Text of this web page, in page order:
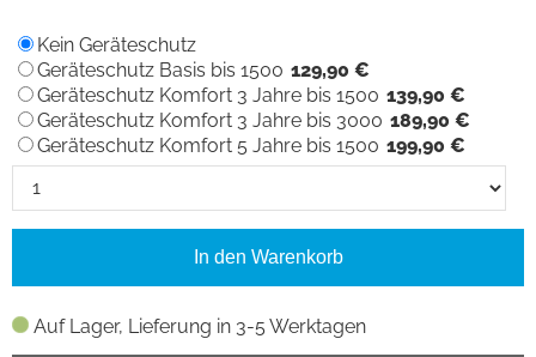
Auf Lager, Lieferung in 3-5 Werktagen
Kein Geräteschutz
Geräteschutz Basis bis 1500 129,90 €
Geräteschutz Komfort 3 Jahre bis 1500 139,90 €
Geräteschutz Komfort 3 Jahre bis 3000 189,90 €
Geräteschutz Komfort 5 Jahre bis 1500 199,90 €
In den Warenkorb